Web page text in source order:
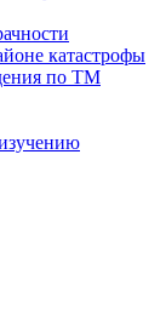
катастрофы
по ТМ